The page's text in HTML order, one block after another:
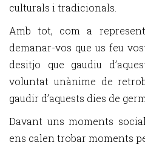
culturals i tradicionals.
Amb tot, com a
demanar-vos que us feu
desitjo que gaudiu
voluntat unànime de
gaudir d’aquests dies de
Davant uns moments
ens calen trobar moments